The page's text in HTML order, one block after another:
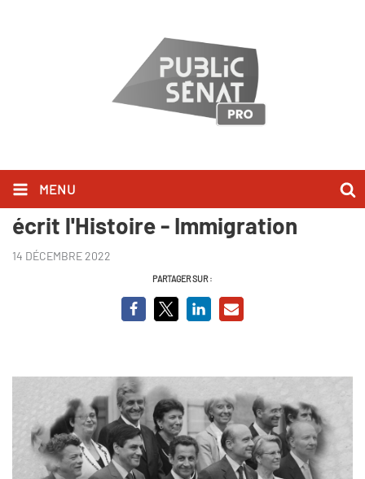
MENU
Il était une loi - Quand le Sénat
écrit l'Histoire - Immigration
14 DÉCEMBRE 2022
PARTAGER SUR :